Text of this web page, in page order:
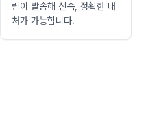
림이 발송해 신속, 정확한 대
처가 가능합니다.